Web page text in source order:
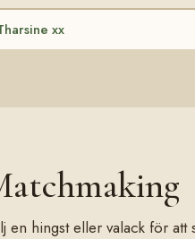
xx
en hingst eller valack för